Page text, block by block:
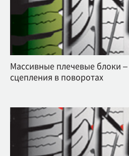
Массивные плечевые блоки
сцепления в поворотах